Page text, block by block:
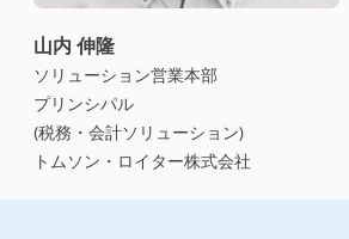
山内 伸隆
ソリューション営業本部
プリンシパル
(税務・会計ソリューション)
トムソン・ロイター株式会社